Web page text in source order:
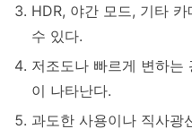
HDR, 야간 모드, 기타
수 있다.
저조도나 빠르게 변하는
이 나타난다.
과도한 사용이나 직사광